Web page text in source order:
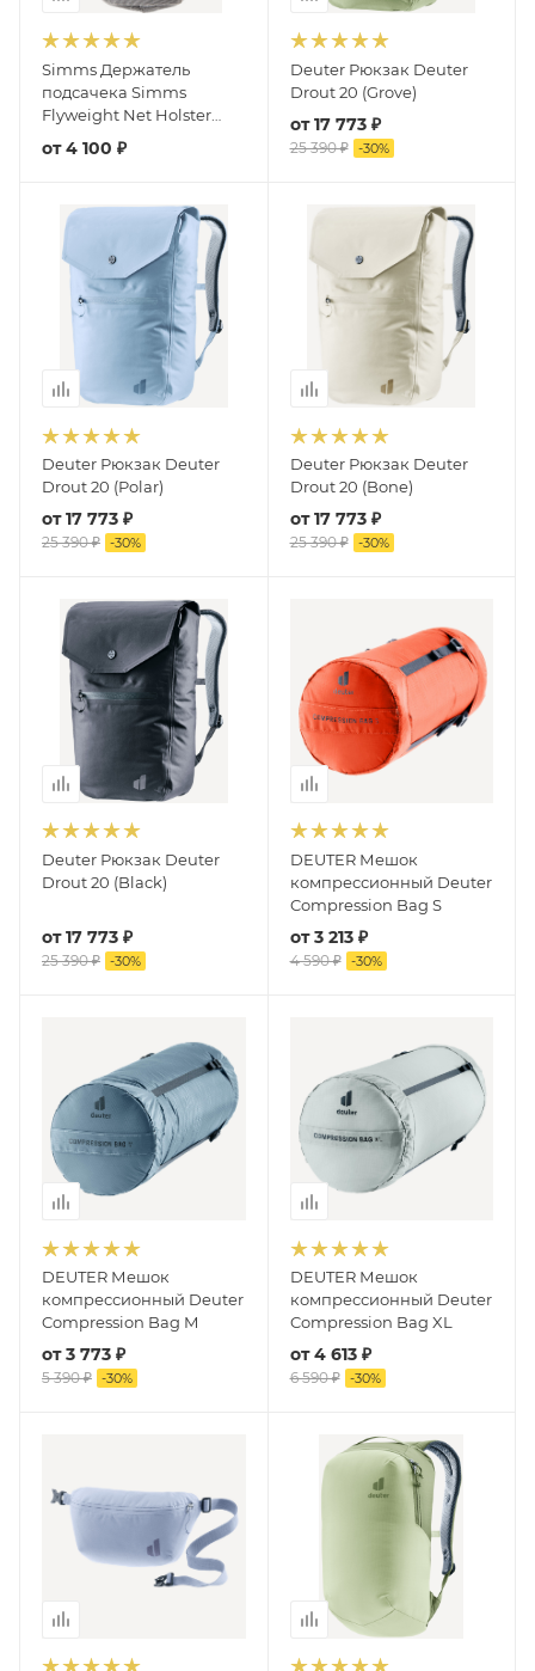
Simms Держатель
подсачека Simms
Flyweight Net Holster
от4 100 ₽
Deuter Рюкзак Deuter
Drout 20 (Grove)
от17 773 ₽
25 390 ₽ -30%
Deuter Рюкзак Deuter
Drout 20 (Polar)
от17 773 ₽
25 390 ₽ -30%
Deuter Рюкзак Deuter
Drout 20 (Bone)
от17 773 ₽
25 390 ₽ -30%
Deuter Рюкзак Deuter
Drout 20 (Black)
от17 773 ₽
25 390 ₽ -30%
DEUTER Мешок
компрессионный Deuter
Compression Bag S
от3 213 ₽
4 590 ₽ -30%
DEUTER Мешок
компрессионный Deuter
Compression Bag M
от3 773 ₽
5 390 ₽ -30%
DEUTER Мешок
компрессионный Deuter
Compression Bag XL
от4 613 ₽
6 590 ₽ -30%